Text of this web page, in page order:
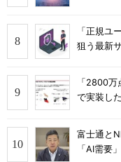
「正規ユ
狙う最新
「2800
で実装し
富士通と
「AI需要